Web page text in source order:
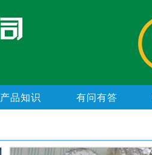
产品知识 有问有答